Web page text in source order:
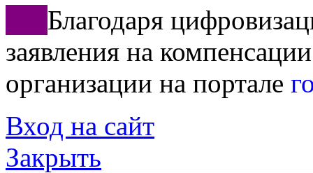
Благодаря
заявления на
организации на портале
Вход на сайт
Закрыть